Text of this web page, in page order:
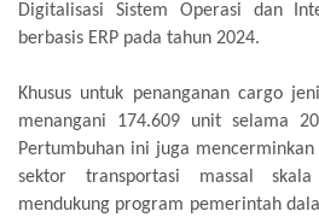
Digitalisasi Sistem Operasi dan
berbasis ERP pada tahun 2024.
Khusus untuk penanganan cargo
menangani 174.609 unit selama
Pertumbuhan ini juga
sektor transportasi massal
mendukung program pemerintah